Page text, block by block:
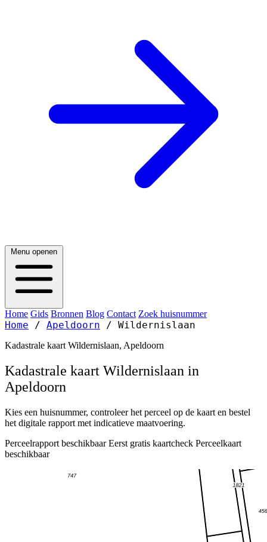
Menu openen
Home Gids Bronnen Blog Contact Zoek huisnummer
Home / Apeldoorn / Wildernislaan
Kadastrale kaart Wildernislaan, Apeldoorn
Kadastrale kaart Wildernislaan in
Apeldoorn
Kies een huisnummer, controleer het perceel op de kaart en bestel
het digitale rapport met indicatieve maatvoering.
Perceelrapport beschikbaar Eerst gratis kaartcheck Perceelkaart
beschikbaar